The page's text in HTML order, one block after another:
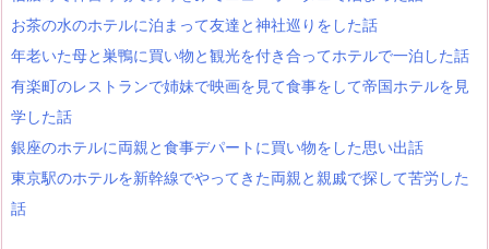
お茶の水のホテルに泊まって友達と神社巡りをした話
年老いた母と巣鴨に買い物と観光を付き合ってホテルで一泊した話
有楽町のレストランで姉妹で映画を見て食事をして帝国ホテルを見
学した話
銀座のホテルに両親と食事デパートに買い物をした思い出話
東京駅のホテルを新幹線でやってきた両親と親戚で探して苦労した
話